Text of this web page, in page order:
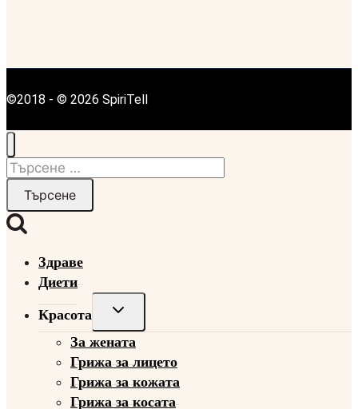
©2018 - © 2026 SpiriTell
Търсене
Здраве
Диети
Красота
Toggle
child
menu
За жената
Грижа за лицето
Грижа за кожата
Грижа за косата